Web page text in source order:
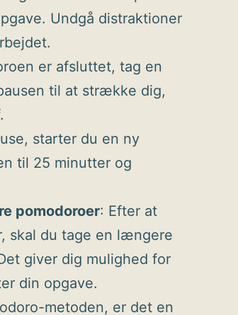
Undgå distraktioner
er afsluttet, tag en
til at strække dig,
starter du en ny
til 25 minutter og
pomodoroer: Efter at
skal du tage en længere
giver dig mulighed for
din opgave.
metoden, er det en